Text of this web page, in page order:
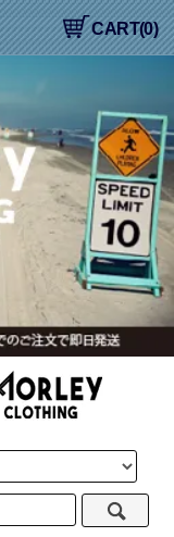
コリン
＆ウェフト CART(0)